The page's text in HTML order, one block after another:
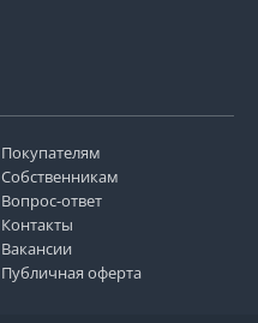
Покупателям
Собственникам
Вопрос-ответ
Контакты
Вакансии
Публичная оферта